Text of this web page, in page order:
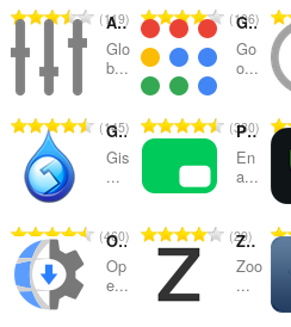
총
등
급
119
총
등
급
106
Audio Equalizer and Amplifier
Glo
b...
총
등
급
145
G App Launcher (Shortcuts for Google™)
Go
o...
총
등
급
330
Gismeteo
Gis
...
총
등
급
460
Picture in Picture
En
a...
총
등
급
29
Open With IDM™ (internet download manager)
Op
e...
Zoom
Zoo
...